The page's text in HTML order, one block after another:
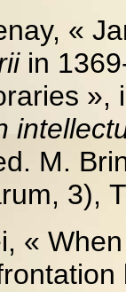
«
in
»,
M.
3),
«